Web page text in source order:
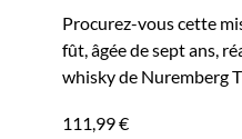
Procurez-vous cette
fût, âgée de sept ans,
whisky de Nuremberg
111,99 €